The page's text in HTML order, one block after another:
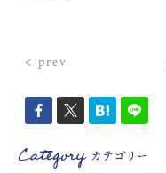
< prev
Categoryカテゴリー